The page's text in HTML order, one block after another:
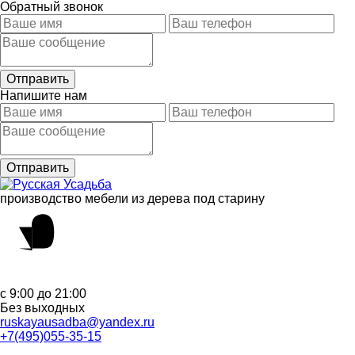
Обратный звонок
Напишите нам
производство мебели из дерева под старину
с 9:00 до 21:00
Без выходных
ruskayausadba@yandex.ru
+7(495)055-35-15